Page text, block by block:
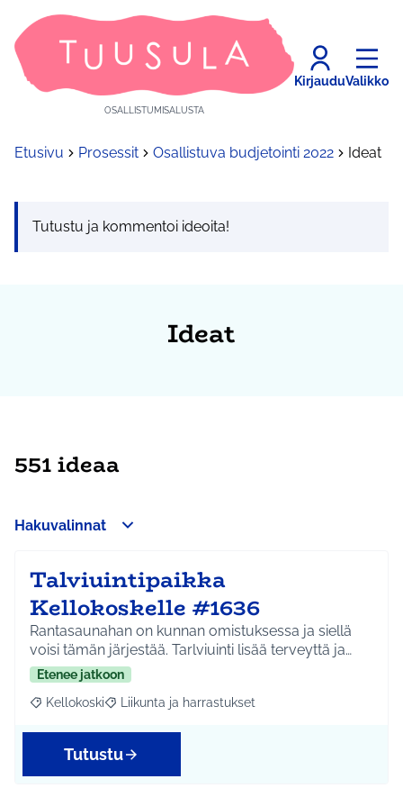
OSALLISTUMISALUSTA
KirjauduValikko
Etusivu Prosessit Osallistuva budjetointi 2022 Ideat
Tutustu ja kommentoi ideoita!
Ideat
551 ideaa
Hakuvalinnat
Talviuintipaikka
Kellokoskelle #1636
Rantasaunahan on kunnan omistuksessa ja siellä
voisi tämän järjestää. Tarlviuinti lisää terveyttä ja…
Etenee jatkoon
Rajaa tulokset aihepiirin mukaan: Kellokoski
Kellokoski Rajaa tulokset teeman mukaan: Liikunta ja
Liikunta ja harrastukset
Tutustu